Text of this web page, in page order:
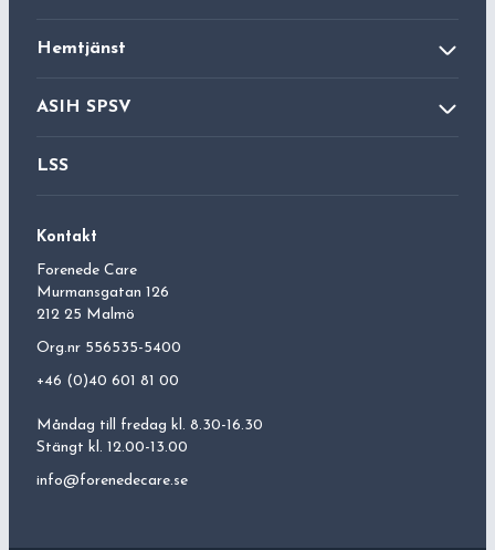
Äldreboende
Hemtjänst
Hemsjukvård
ASIH SPSV
ASIH
LSS
Kontakt
Forenede Care
Murmansgatan 126
212 25 Malmö
Org.nr 556535-5400
+46 (0)40 601 81 00
Måndag till fredag kl. 8.30-16.30
Stängt kl. 12.00-13.00
info@forenedecare.se